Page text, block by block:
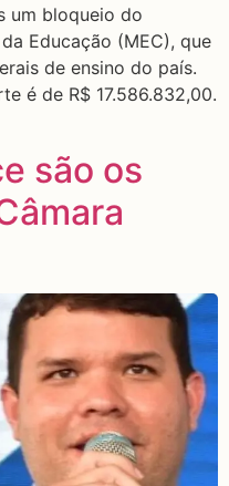
um bloqueio do
Educação (MEC), que
de ensino do país.
é de R$ 17.586.832,00.
são os